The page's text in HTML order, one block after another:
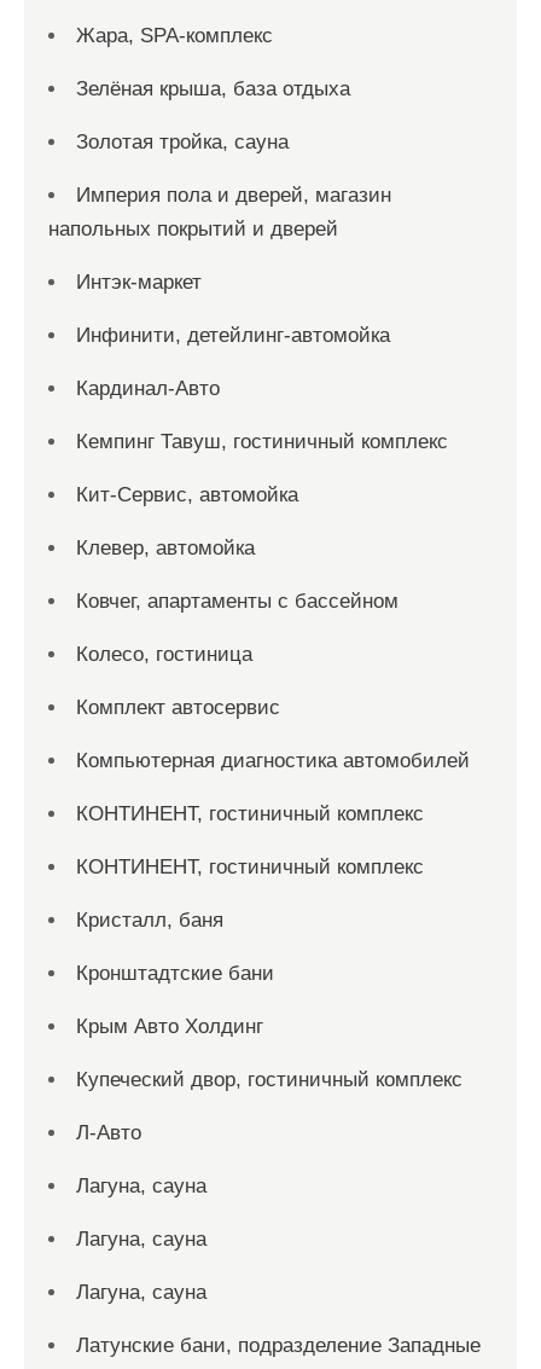
Жара, SPA-комплекс
Зелёная крыша, база отдыха
Золотая тройка, сауна
Империя пола и дверей, магазин
напольных покрытий и дверей
Интэк-маркет
Инфинити, детейлинг-автомойка
Кардинал-Авто
Кемпинг Тавуш, гостиничный комплекс
Кит-Сервис, автомойка
Клевер, автомойка
Ковчег, апартаменты с бассейном
Колесо, гостиница
Комплект автосервис
Компьютерная диагностика автомобилей
КОНТИНЕНТ, гостиничный комплекс
КОНТИНЕНТ, гостиничный комплекс
Кристалл, баня
Кронштадтские бани
Крым Авто Холдинг
Купеческий двор, гостиничный комплекс
Л-Авто
Лагуна, сауна
Лагуна, сауна
Лагуна, сауна
Латунские бани, подразделение Западные